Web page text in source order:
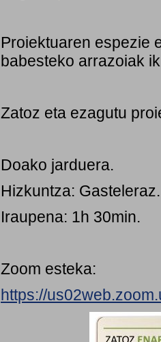
Proiektuaren espezie
babesteko arrazoiak
Zatoz eta ezagutu
Doako jarduera.
Hizkuntza: Gasteleraz.
Iraupena: 1h 30min.
Zoom esteka:
https://